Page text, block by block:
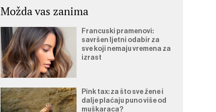
Možda vas zanima
Francuski pramenovi:
savršen ljetni odabir za
sve koji nemaju vremena za
izrast
Pink tax: za što sve žene i
dalje plaćaju puno više od
muškaraca?